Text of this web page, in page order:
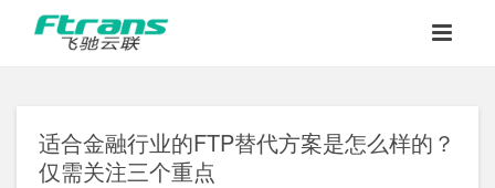
适合金融行业的FTP替代方案是怎么样的？
仅需关注三个重点